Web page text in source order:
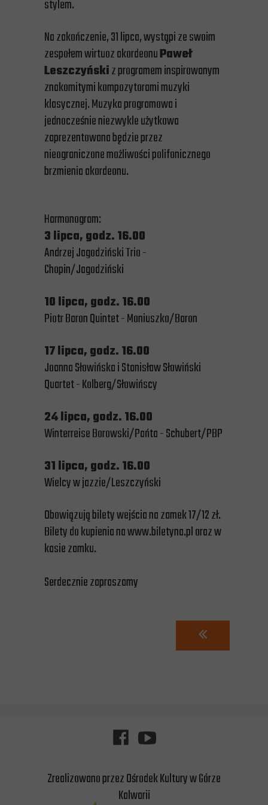
stylem.
Na zakończenie, 31 lipca, wystąpi ze swoim
zespołem wirtuoz akordeonuPaweł
Leszczyńskiz programem inspirowanym
znakomitymi kompozytorami muzyki
klasycznej. Muzyka programowa i
jednocześnie niezwykle użytkowa
zaprezentowana będzie przez
nieograniczone możliwości polifonicznego
brzmienia akordeonu.
Harmonogram:
3 lipca, godz. 16.00
Andrzej Jagodziński Trio -
Chopin/Jagodziński
10 lipca, godz. 16.00
Piotr Baron Quintet - Moniuszko/Baron
17 lipca, godz. 16.00
Joanna Słowińska i Stanisław Słowiński
Quartet - Kolberg/Słowińscy
24 lipca, godz. 16.00
Winterreise Borowski/Pańta - Schubert/PBP
31 lipca, godz. 16.00
Wielcy w jazzie/Leszczyński
Obowiązują bilety wejścia na zamek 17/12 zł.
Bilety do kupienia na www.biletyna.pl oraz w
kasie zamku.
Serdecznie zapraszamy
Zrealizowano przez Ośrodek Kultury w Górze
Kalwarii